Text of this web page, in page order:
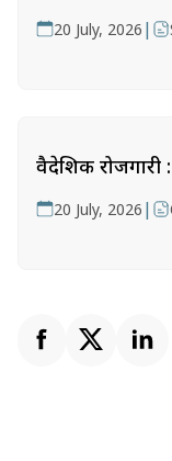
20 July, 2026 |
वैदेशिक
20 July, 2026 |